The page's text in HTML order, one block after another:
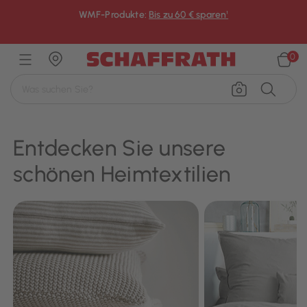
WMF-Produkte: Bis zu 60 € sparen¹
0
Entdecken Sie unsere
schönen Heimtextilien